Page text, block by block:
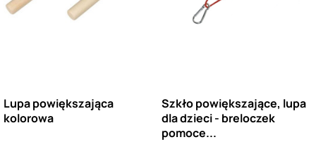
Lupa powiększająca
kolorowa
Szkło powiększające, lupa
dla dzieci - breloczek
pomoce...